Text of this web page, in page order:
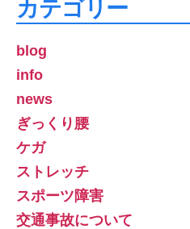
カテゴリー
blog
info
news
ぎっくり腰
ケガ
ストレッチ
スポーツ障害
交通事故について